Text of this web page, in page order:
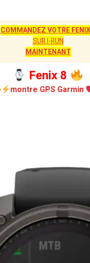
COMMANDEZ VOTRE
SUR I-RUN
MAINTENANT
Fenix 8
montre GPS Garmin